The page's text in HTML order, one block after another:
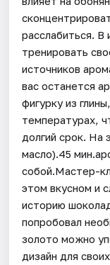
расслабиться.
тренировать
источников
вас останется
фигурку из
температурах,
долгий срок. На
масло).45
собой.Мастер-
этом вкусном и
историю
попробовал
золото можно
дизайн для